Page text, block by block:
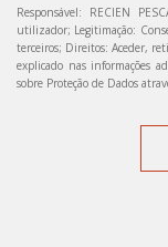
Responsável: RECIEN
utilizador; Legitimação:
terceiros; Direitos: Aceder,
explicado nas informações
sobre Proteção de Dados